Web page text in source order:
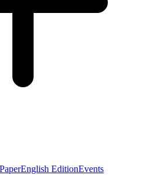
English EditionEvents